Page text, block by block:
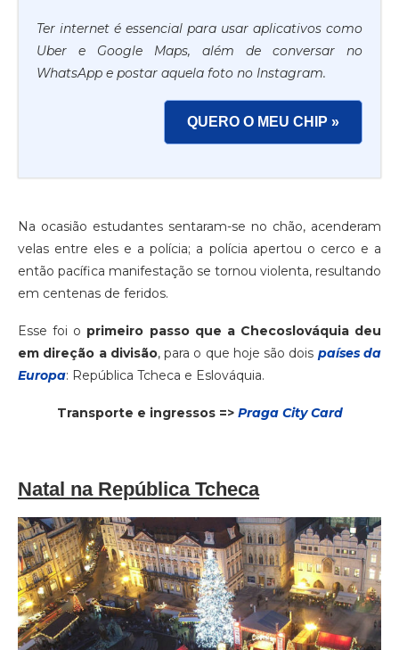
Ter internet é essencial para usar aplicativos como
Uber e Google Maps, além de conversar no
WhatsApp e postar aquela foto no Instagram.
QUERO O MEU CHIP »
Na ocasião estudantes sentaram-se no chão, acenderam
velas entre eles e a polícia; a polícia apertou o cerco e a
então pacífica manifestação se tornou violenta, resultando
em centenas de feridos.
Esse foi o primeiro passo que a Checoslováquia deu
em direção a divisão, para o que hoje são dois países da
Europa: República Tcheca e Eslováquia.
Transporte e ingressos => Praga City Card
Natal na República Tcheca